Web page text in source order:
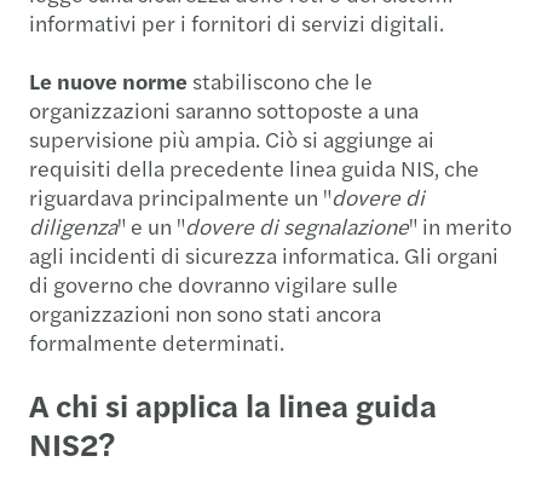
informativi per i fornitori di servizi digitali.
Le nuove norme stabiliscono che le
organizzazioni saranno sottoposte a una
supervisione più ampia. Ciò si aggiunge ai
requisiti della precedente linea guida NIS, che
riguardava principalmente un "dovere di
diligenza" e un "dovere di segnalazione" in merito
agli incidenti di sicurezza informatica. Gli organi
di governo che dovranno vigilare sulle
organizzazioni non sono stati ancora
formalmente determinati.
A chi si applica la linea guida
NIS2?